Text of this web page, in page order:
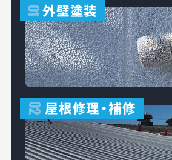
01外壁塗装
02 屋根修理・補修